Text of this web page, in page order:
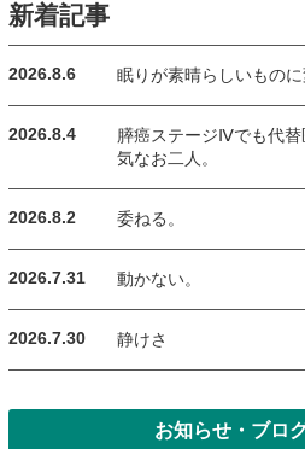
新着記事
2026.8.6 眠りが素晴らしいものに
2026.8.4
膵癌ステージⅣでも代
気なお二人。
2026.8.2 委ねる。
2026.7.31 動かない。
2026.7.30 静けさ
お知らせ・ブロ